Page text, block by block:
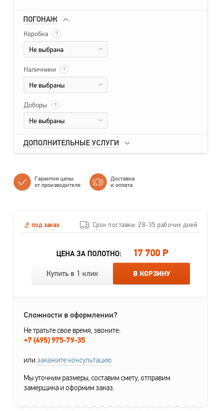
ПОГОНАЖ
Коробка ?
Не выбрана
Наличники ?
Не выбраны
Доборы ?
Не выбраны
ДОПОЛНИТЕЛЬНЫЕ УСЛУГИ
Гарантия цены
от производителя
Доставка
и оплата
под заказ Срок поставки: 28-35 рабочих дней
ЦЕНА ЗА ПОЛОТНО: 17 700 Р
Купить в 1 клик В КОРЗИНУ
Сложности в оформлении?
Не тратьте свое время, звоните:
+7 (495) 975-79-35
или закажите консультацию
Мы уточним размеры, составим смету, отправим
замерщика и оформим заказ.